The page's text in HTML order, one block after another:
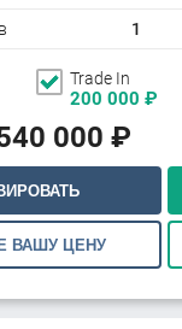
1
Trade In
200 000 ₽
000 ₽
ВАШУ ЦЕНУ